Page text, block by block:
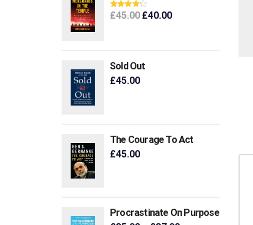
Βαθμολογή
£45.00 £40.00
Sold Out
£45.00
The Courage To Act
£45.00
Procrastinate On Purpose